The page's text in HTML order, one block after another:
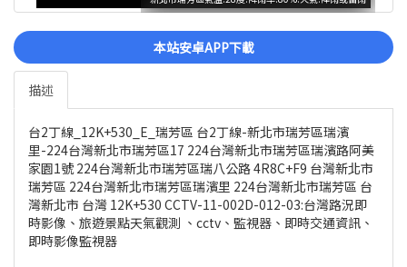
本站安卓APP下載
描述
台2丁線_12K+530_E_瑞芳區 台2丁線-新北市瑞芳區瑞濱
里-224台灣新北市瑞芳區17 224台灣新北市瑞芳區瑞濱路阿美
家園1號 224台灣新北市瑞芳區瑞八公路 4R8C+F9 台灣新北市
瑞芳區 224台灣新北市瑞芳區瑞濱里 224台灣新北市瑞芳區 台
灣新北市 台灣 12K+530 CCTV-11-002D-012-03:台灣路況即
時影像、旅遊景點天氣觀測 、cctv、監視器、即時交通資訊、
即時影像監視器